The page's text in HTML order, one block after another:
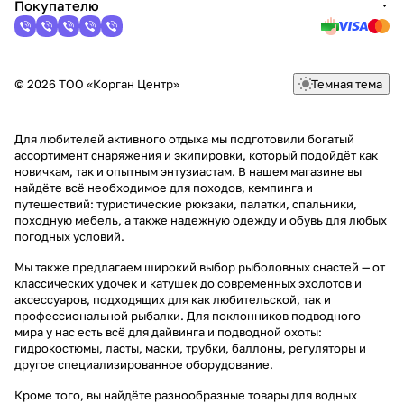
Покупателю
© 2026 ТОО «Корган Центр» Темная тема
Для любителей активного отдыха мы подготовили богатый
ассортимент снаряжения и экипировки, который подойдёт как
новичкам, так и опытным энтузиастам. В нашем магазине вы
найдёте всё необходимое для походов, кемпинга и
путешествий: туристические рюкзаки, палатки, спальники,
походную мебель, а также надежную одежду и обувь для любых
погодных условий.
Мы также предлагаем широкий выбор рыболовных снастей — от
классических удочек и катушек до современных эхолотов и
аксессуаров, подходящих для как любительской, так и
профессиональной рыбалки. Для поклонников подводного
мира у нас есть всё для дайвинга и подводной охоты:
гидрокостюмы, ласты, маски, трубки, баллоны, регуляторы и
другое специализированное оборудование.
Кроме того, вы найдёте разнообразные товары для водных